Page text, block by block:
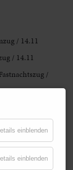
/ 14.11
/ 14.11
/
einblenden
einblenden